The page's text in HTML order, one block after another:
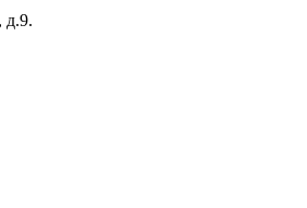
д.9.